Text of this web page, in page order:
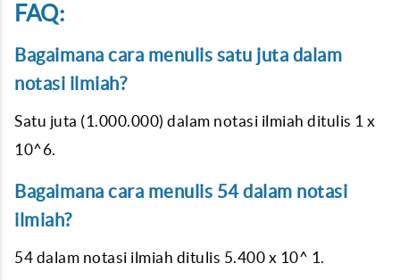
FAQ:
Bagaimana cara menulis satu juta dalam
notasi ilmiah?
Satu juta (1.000.000) dalam notasi ilmiah ditulis 1 x
10^6.
Bagaimana cara menulis 54 dalam notasi
ilmiah?
54 dalam notasi ilmiah ditulis 5.400 x 10^ 1.